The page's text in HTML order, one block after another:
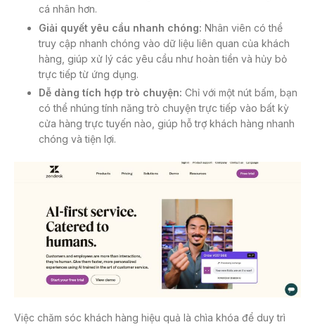
cá nhân hơn.
Giải quyết yêu cầu nhanh chóng: Nhân viên có thể
truy cập nhanh chóng vào dữ liệu liên quan của khách
hàng, giúp xử lý các yêu cầu như hoàn tiền và hủy bỏ
trực tiếp từ ứng dụng.
Dễ dàng tích hợp trò chuyện: Chỉ với một nút bấm, bạn
có thể nhúng tính năng trò chuyện trực tiếp vào bất kỳ
cửa hàng trực tuyến nào, giúp hỗ trợ khách hàng nhanh
chóng và tiện lợi.
Việc chăm sóc khách hàng hiệu quả là chìa khóa để duy trì